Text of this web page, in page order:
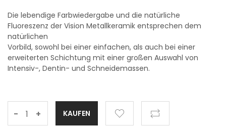
Die lebendige Farbwiedergabe und die natürliche
Fluoreszenz der Vision Metallkeramik entsprechen dem
natürlichen
Vorbild, sowohl bei einer einfachen, als auch bei einer
erweiterten Schichtung mit einer großen Auswahl von
Intensiv-, Dentin- und Schneidemassen.
- +